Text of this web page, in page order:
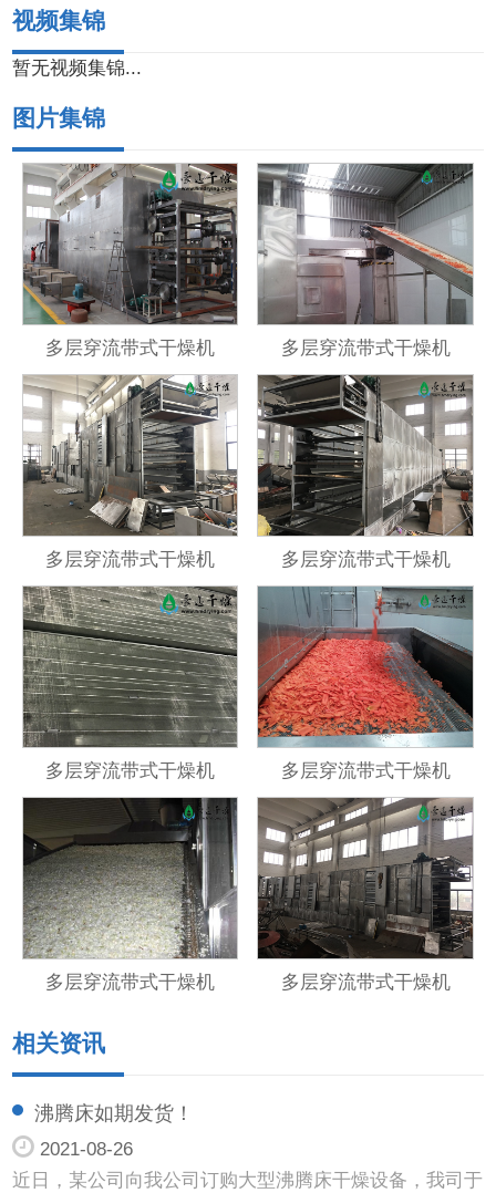
视频集锦
暂无视频集锦...
图片集锦
多层穿流带式干燥机 多层穿流带式干燥机
多层穿流带式干燥机 多层穿流带式干燥机
多层穿流带式干燥机 多层穿流带式干燥机
多层穿流带式干燥机 多层穿流带式干燥机
相关资讯
沸腾床如期发货！
2021-08-26
近日，某公司向我公司订购大型沸腾床干燥设备，我司于